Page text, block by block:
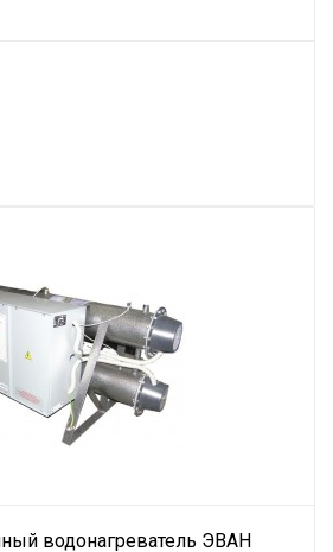
водонагреватель ЭВАН